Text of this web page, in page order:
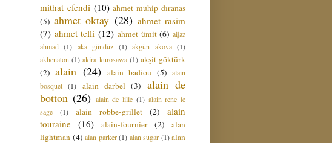
mithat efendi (10) ahmet muhip dıranas
(5) ahmet oktay (28) ahmet rasim
(7) ahmet telli (12) ahmet ümit (6) aijaz
ahmad (1) aka gündüz (1) akgün akova (1)
akhenaton (1) akira kurosawa (1) akşit göktürk
(2) alain (24) alain badiou (5) alain
bosquet (1) alain darbel (3)
alain de
botton (26) alain de lille (1) alain rene le
sage
(1) alain robbe-grillet (2)
alain
touraine (16) alain-fournier (2)
alan
lightman (4) alan parker (1) alan sugar (1) alan